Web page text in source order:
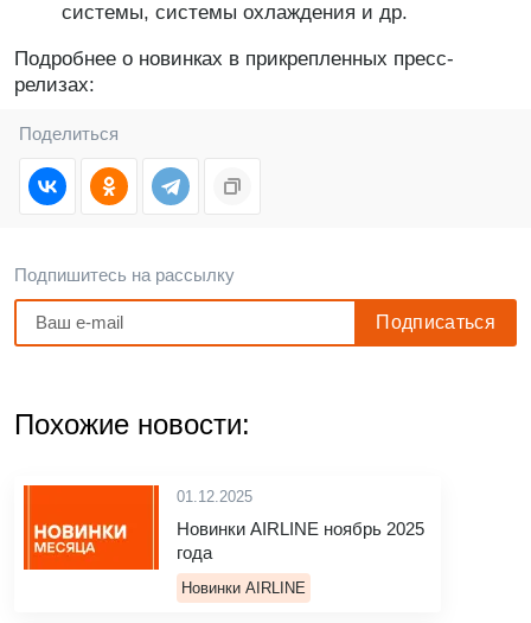
системы, системы охлаждения и др.
Подробнее о новинках в прикрепленных пресс-
релизах:
Поделиться
Подпишитесь на рассылку
Похожие новости:
01.12.2025
Новинки AIRLINE ноябрь 2025
года
Новинки AIRLINE